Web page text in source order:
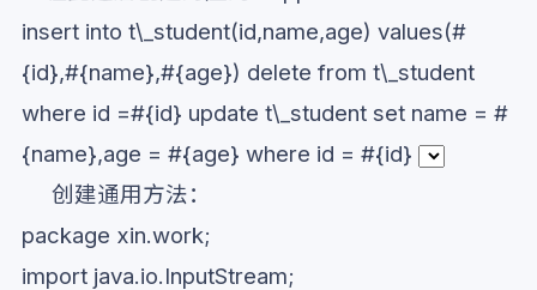
insert into t\_student(id,name,age) values(#
{id},#{name},#{age}) delete from t\_student
where id =#{id} update t\_student set name = #
{name},age = #{age} where id = #{id}
创建通用方法：
package xin.work;
import java.io.InputStream;